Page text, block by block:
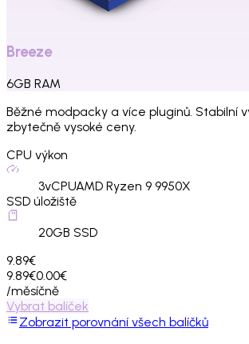
Breeze
6GB RAM
Běžné modpacky a více pluginů. Stabilní
zbytečně vysoké ceny.
CPU výkon
3vCPUAMD Ryzen 9 9950X
SSD úložiště
20GB SSD
9.89€
9.89€0.00€
/měsíčně
Vybrat balíček
Zobrazit porovnání všech balíčků